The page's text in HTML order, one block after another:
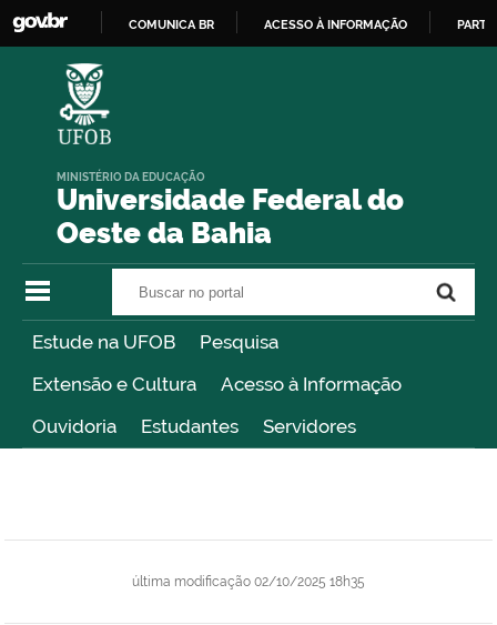
COMUNICA BR ACESSO À INFORMAÇÃO
Universidade Federal do
Oeste da Bahia
MINISTÉRIO DA EDUCAÇÃO
Estude na UFOB
Pesquisa
Extensão e Cultura
Acesso à Informação
Ouvidoria
Estudantes Servidores
última modificação 02/10/2025 18h35